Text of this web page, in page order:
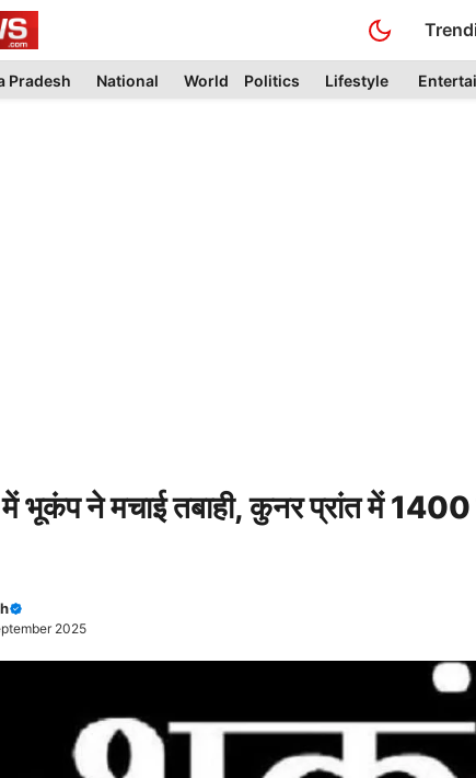
Pradesh National World Politics Lifestyle
भूकंप ने मचाई तबाही, कुनर प्रांत में 1400
2025